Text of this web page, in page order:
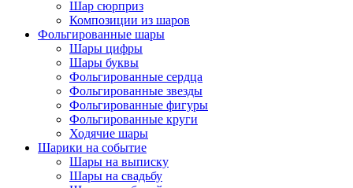
Шар сюрприз
Композиции из шаров
Фольгированные шары
Шары цифры
Шары буквы
Фольгированные сердца
Фольгированные звезды
Фольгированные фигуры
Фольгированные круги
Ходячие шары
Шарики на событие
Шары на выписку
Шары на свадьбу